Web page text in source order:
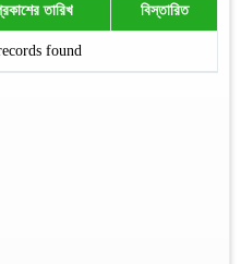
তারিখ বিস্তারিত
found